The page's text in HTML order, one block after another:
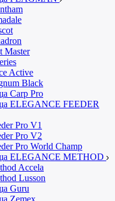
Master
Active
Black
Carp Pro
ELEGANCE FEEDER
Pro V1
Pro V2
Pro World Champ
ELEGANCE METHOD
Accela
Lusson
Guru
Zemex